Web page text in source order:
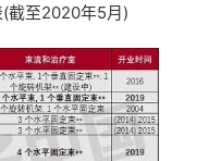
截至2020年5月)